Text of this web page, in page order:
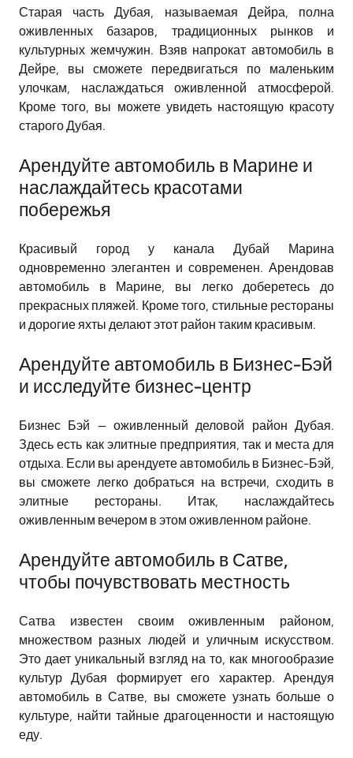
Старая часть Дубая, называемая Дейра, полна
оживленных базаров, традиционных рынков и
культурных жемчужин. Взяв напрокат автомобиль в
Дейре, вы сможете передвигаться по маленьким
улочкам, наслаждаться оживленной атмосферой.
Кроме того, вы можете увидеть настоящую красоту
старого Дубая.
Арендуйте автомобиль в Марине и
наслаждайтесь красотами
побережья
Красивый город у канала Дубай Марина
одновременно элегантен и современен. Арендовав
автомобиль в Марине, вы легко доберетесь до
прекрасных пляжей. Кроме того, стильные рестораны
и дорогие яхты делают этот район таким красивым.
Арендуйте автомобиль в Бизнес-Бэй
и исследуйте бизнес-центр
Бизнес Бэй — оживленный деловой район Дубая.
Здесь есть как элитные предприятия, так и места для
отдыха. Если вы арендуете автомобиль в Бизнес-Бэй,
вы сможете легко добраться на встречи, сходить в
элитные рестораны. Итак, наслаждайтесь
оживленным вечером в этом оживленном районе.
Арендуйте автомобиль в Сатве,
чтобы почувствовать местность
Сатва известен своим оживленным районом,
множеством разных людей и уличным искусством.
Это дает уникальный взгляд на то, как многообразие
культур Дубая формирует его характер. Арендуя
автомобиль в Сатве, вы сможете узнать больше о
культуре, найти тайные драгоценности и настоящую
еду.